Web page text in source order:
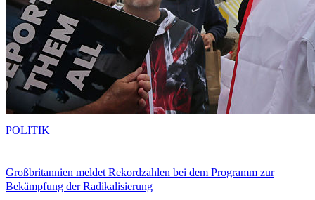
Großbritannien meldet Rekordzahlen bei dem Programm zur
Bekämpfung der Radikalisierung
POLITIK